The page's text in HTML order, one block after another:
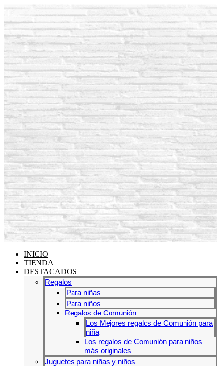
INICIO
TIENDA
DESTACADOS
Regalos
Para niñas
Para niños
Regalos de Comunión
Los Mejores regalos de Comunión para
niña
Los regalos de Comunión para niños
más originales
Juguetes para niñas y niños